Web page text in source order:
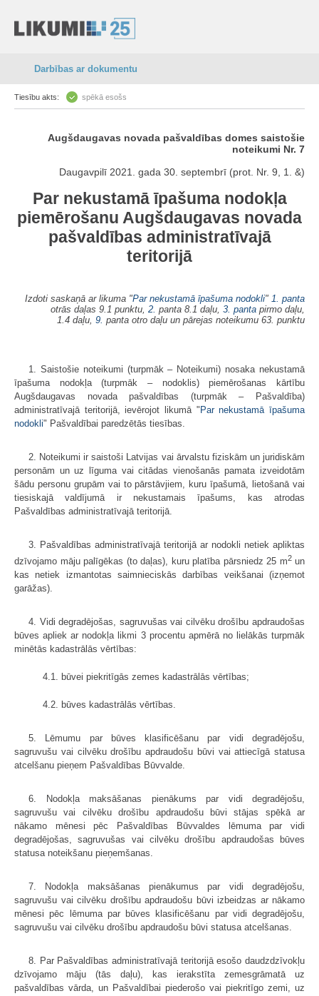
Darbības ar dokumentu
Tiesību akts: spēkā esošs
Augšdaugavas novada pašvaldības domes saistošie
noteikumi Nr. 7
Daugavpilī 2021. gada 30. septembrī (prot. Nr. 9, 1. &)
Par nekustamā īpašuma nodokļa
piemērošanu Augšdaugavas novada
pašvaldības administratīvajā
teritorijā
Izdoti saskaņā ar likuma "Par nekustamā īpašuma nodokli" 1. panta
otrās daļas 9.1 punktu, 2. panta 8.1 daļu, 3. panta pirmo daļu,
1.4 daļu, 9. panta otro daļu un pārejas noteikumu 63. punktu
1. Saistošie noteikumi (turpmāk – Noteikumi) nosaka nekustamā
īpašuma nodokļa (turpmāk – nodoklis) piemērošanas kārtību
Augšdaugavas novada pašvaldības (turpmāk – Pašvaldība)
administratīvajā teritorijā, ievērojot likumā "Par nekustamā īpašuma
nodokli" Pašvaldībai paredzētās tiesības.
2. Noteikumi ir saistoši Latvijas vai ārvalstu fiziskām un juridiskām
personām un uz līguma vai citādas vienošanās pamata izveidotām
šādu personu grupām vai to pārstāvjiem, kuru īpašumā, lietošanā vai
tiesiskajā valdījumā ir nekustamais īpašums, kas atrodas
Pašvaldības administratīvajā teritorijā.
3. Pašvaldības administratīvajā teritorijā ar nodokli netiek apliktas
dzīvojamo māju palīgēkas (to daļas), kuru platība pārsniedz 25 m2un
kas netiek izmantotas saimnieciskās darbības veikšanai (izņemot
garāžas).
4. Vidi degradējošas, sagruvušas vai cilvēku drošību apdraudošas
būves apliek ar nodokļa likmi 3 procentu apmērā no lielākās turpmāk
minētās kadastrālās vērtības:
4.1. būvei piekritīgās zemes kadastrālās vērtības;
4.2. būves kadastrālās vērtības.
5. Lēmumu par būves klasificēšanu par vidi degradējošu,
sagruvušu vai cilvēku drošību apdraudošu būvi vai attiecīgā statusa
atcelšanu pieņem Pašvaldības Būvvalde.
6. Nodokļa maksāšanas pienākums par vidi degradējošu,
sagruvušu vai cilvēku drošību apdraudošu būvi stājas spēkā ar
nākamo mēnesi pēc Pašvaldības Būvvaldes lēmuma par vidi
degradējošas, sagruvušas vai cilvēku drošību apdraudošas būves
statusa noteikšanu pieņemšanas.
7. Nodokļa maksāšanas pienākumus par vidi degradējošu,
sagruvušu vai cilvēku drošību apdraudošu būvi izbeidzas ar nākamo
mēnesi pēc lēmuma par būves klasificēšanu par vidi degradējošu,
sagruvušu vai cilvēku drošību apdraudošu būvi statusa atcelšanas.
8. Par Pašvaldības administratīvajā teritorijā esošo daudzdzīvokļu
dzīvojamo māju (tās daļu), kas ierakstīta zemesgrāmatā uz
pašvaldības vārda, un Pašvaldībai piederošo vai piekritīgo zemi, uz